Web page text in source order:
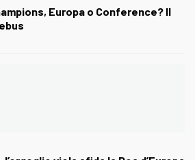
Europa o Conference? Il